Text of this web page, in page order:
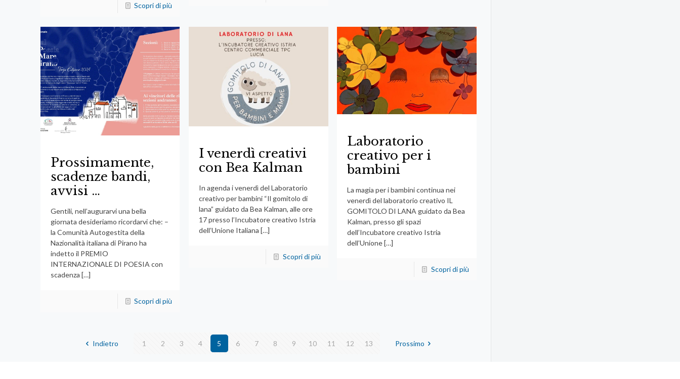
Scopri di più
Prossimamente,
scadenze bandi,
avvisi …
Gentili, nell’augurarvi una bella
giornata desideriamo ricordarvi che: –
la Comunità Autogestita della
Nazionalità italiana di Pirano ha
indetto il PREMIO
INTERNAZIONALE DI POESIA con
scadenza […]
Scopri di più
I venerdì creativi
con Bea Kalman
In agenda i venerdì del Laboratorio
creativo per bambini “Il gomitolo di
lana” guidato da Bea Kalman, alle ore
17 presso l’Incubatore creativo Istria
dell’Unione Italiana […]
Scopri di più
Laboratorio
creativo per i
bambini
La magia per i bambini continua nei
venerdì del laboratorio creativo IL
GOMITOLO DI LANA guidato da Bea
Kalman, presso gli spazi
dell’Incubatore creativo Istria
dell’Unione[…]
Scopri di più
Indietro 1 2 3 4 5 6 7 8 9 10 11 12 13 Prossimo